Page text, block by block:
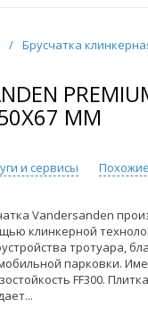
/ Брусчатка
ММ
и сервисы
Vandersanden
клинкерной
тротуара,
парковки.
FF300.